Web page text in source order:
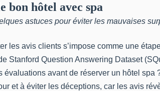
bon hôtel avec spa
astuces pour éviter les mauvaises
les avis clients s’impose comme une
Stanford Question Answering Dataset
évaluations avant de réserver un hôtel spa
et à éviter les déceptions, car les avis